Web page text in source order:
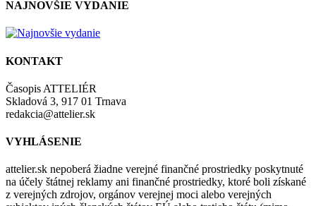
NAJNOVŠIE VYDANIE
KONTAKT
Časopis ATTELIÉR
Skladová 3, 917 01 Trnava
redakcia@attelier.sk
VYHLÁSENIE
attelier.sk nepoberá žiadne verejné finančné prostriedky poskytnuté
na účely štátnej reklamy ani finančné prostriedky, ktoré boli získané
z verejných zdrojov, orgánov verejnej moci alebo verejných